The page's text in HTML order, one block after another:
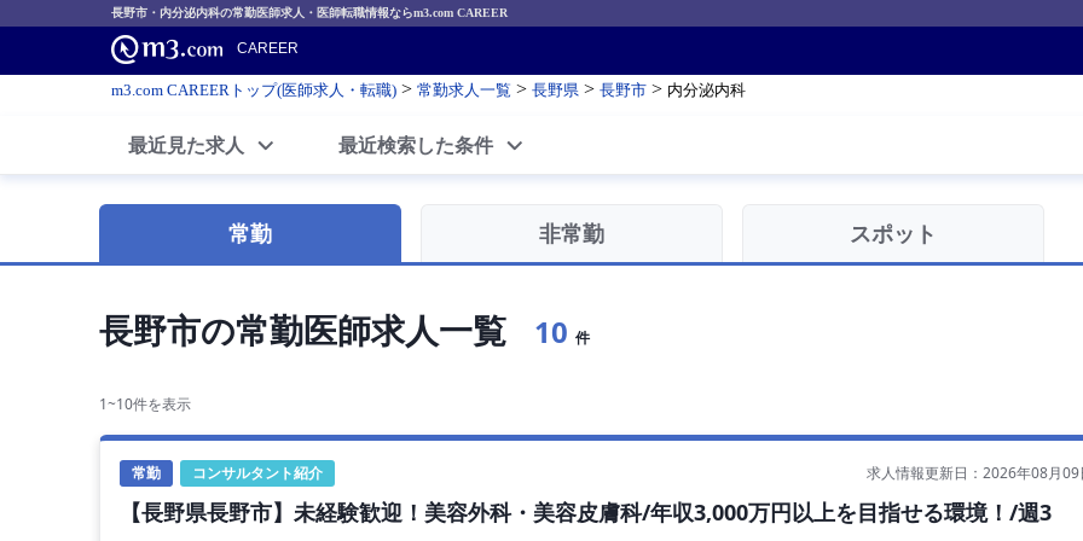
長野市・内分泌内科の常勤医師求人・医師転職情報ならm3.com CAREER
CAREER
m3.com CAREERトップ(医師求人・転職) > 常勤求人一覧 > 長野県 > 長野市 > 内分泌内科
最近見た求人 最近検索した条件
常勤 非常勤 スポット
長野市の常勤医師求人一覧 10 件
1~10件を表示
常勤 コンサルタント紹介 求人情報更新日：2026年08月09
【長野県長野市】未経験歓迎！美容外科・美容皮膚科/年収3,000万円以上を目指せる環境！/週3